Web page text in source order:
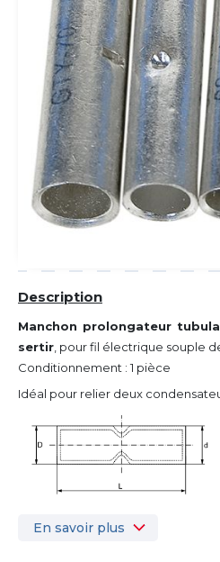
Description
Manchon prolongateur
sertir , pour fil électrique souple
Conditionnement : 1 pièce
Idéal pour relier deux
En savoir plus